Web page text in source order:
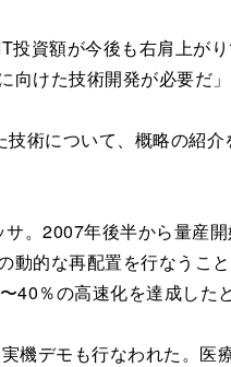
資額が今後も右肩上が
けた技術開発が必要だ
術について、概略の紹介
。2007年後半から量産
動的な再配置を行なう
40％の高速化を達成したと
機デモも行なわれた。医